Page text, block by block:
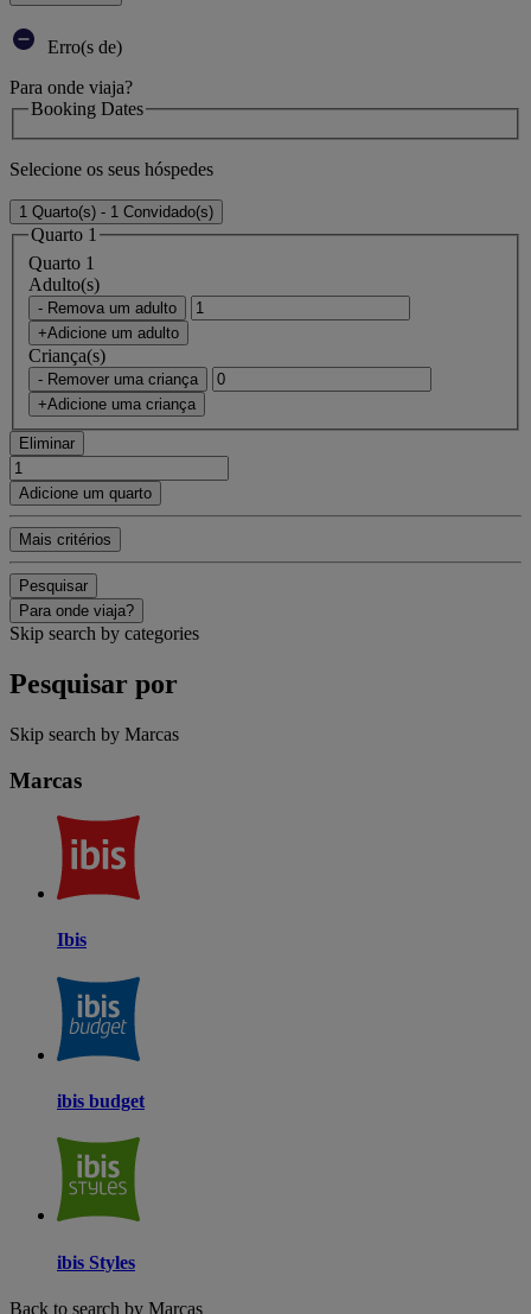
Erro(s de)
Para onde viaja?
Booking Dates
Selecione os seus hóspedes
1 Quarto(s) - 1 Convidado(s)
Quarto 1
Quarto 1
Adulto(s)
- Remova um adulto
+Adicione um adulto
Criança(s)
- Remover uma criança
+Adicione uma criança
Eliminar
Adicione um quarto
Mais critérios
Pesquisar
Para onde viaja?
Skip search by categories
Pesquisar por
Skip search by Marcas
Marcas
Ibis
ibis budget
ibis Styles
Back to search by Marcas